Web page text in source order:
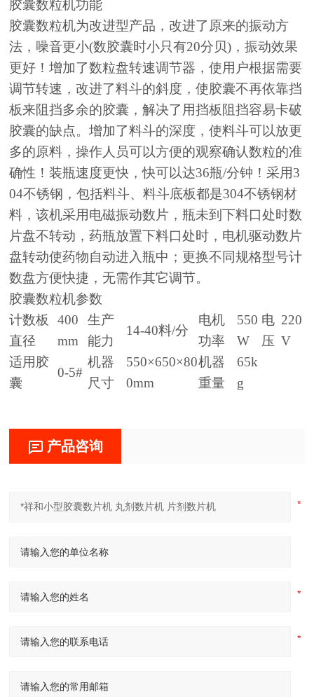
胶囊数粒机功能
胶囊数粒机为改进型产品，改进了原来的振动方
法，噪音更小(数胶囊时小只有20分贝)，振动效果
更好！增加了数粒盘转速调节器，使用户根据需要
调节转速，改进了料斗的斜度，使胶囊不再依靠挡
板来阻挡多余的胶囊，解决了用挡板阻挡容易卡破
胶囊的缺点。增加了料斗的深度，使料斗可以放更
多的原料，操作人员可以方便的观察确认数粒的准
确性！装瓶速度更快，快可以达36瓶/分钟！采用3
04不锈钢，包括料斗、料斗底板都是304不锈钢材
料，该机采用电磁振动数片，瓶未到下料口处时数
片盘不转动，药瓶放置下料口处时，电机驱动数片
盘转动使药物自动进入瓶中；更换不同规格型号计
数盘方便快捷，无需作其它调节。
胶囊数粒机参数
计数板
直径
400
mm
生产
能力
14-40料/分
电机
功率
550
W
电
压
220
V
适用胶
囊
0-5#
机器
尺寸
550×650×80
0mm
机器
重量
65k
g
产品咨询